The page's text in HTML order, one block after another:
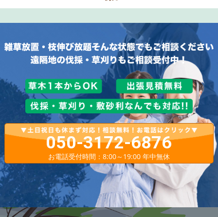
050-3172-6876
お電話受付時間：8:00～19:00 年中無休